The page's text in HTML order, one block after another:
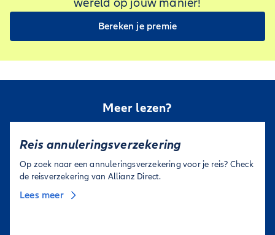
wereld op jouw manier!
Bereken je premie
Meer lezen?
Reis annuleringsverzekering
Op zoek naar een annuleringsverzekering voor je reis? Check
de reisverzekering van Allianz Direct.
Lees meer